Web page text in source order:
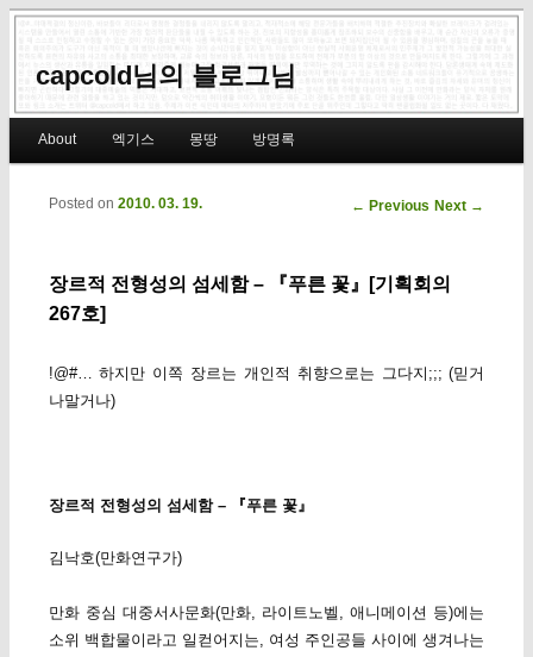
capcold님의 블로그님
Skip to primary content
Skip to secondary content
About 엑기스 몽땅 방명록
Post navigation
← Previous Next →
장르적 전형성의 섬세함 – 『푸른 꽃』[기획회의
267호]
Posted on 2010. 03. 19.
!@#… 하지만 이쪽 장르는 개인적 취향으로는 그다지;;; (믿거
나말거나)
장르적 전형성의 섬세함 – 『푸른 꽃』
김낙호(만화연구가)
만화 중심 대중서사문화(만화, 라이트노벨, 애니메이션 등)에는
소위 백합물이라고 일컫어지는, 여성 주인공들 사이에 생겨나는